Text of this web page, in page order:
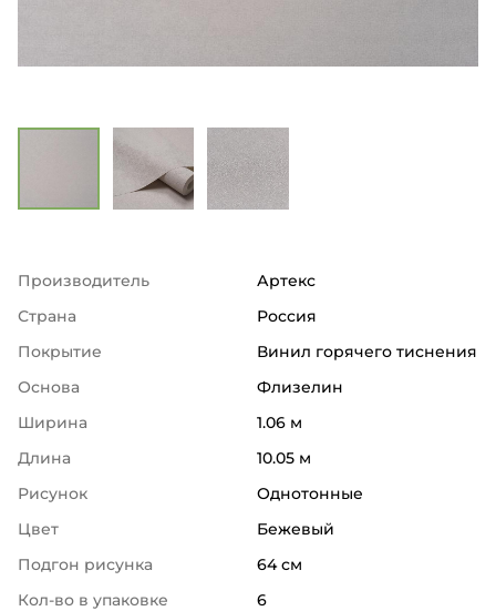
Производитель
Артекс
Страна
Россия
Покрытие
Винил горячего тиснения
Основа
Флизелин
Ширина
1.06 м
Длина
10.05 м
Рисунок
Однотонные
Цвет
Бежевый
Подгон рисунка
64 см
Кол-во в упаковке
6